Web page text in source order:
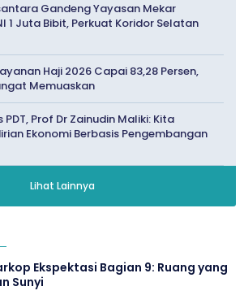
Gandeng Yayasan Mekar
1 Juta Bibit, Perkuat Koridor Selatan
Haji 2026 Capai 83,28 Persen,
Memuaskan
Prof Dr Zainudin Maliki: Kita
Ekonomi Berbasis Pengembangan
Lihat Lainnya
Ekspektasi Bagian 9: Ruang yang
Sunyi